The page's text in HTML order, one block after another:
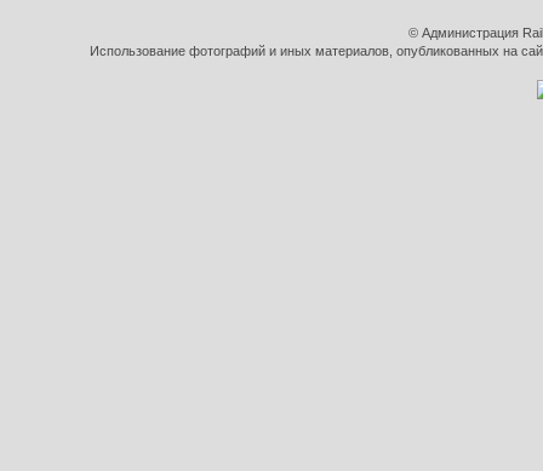
© Администрация
Использование фотографий и иных материалов, опубликованных на